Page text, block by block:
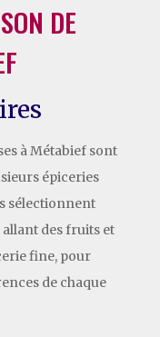
DE
à Métabief sont
épiceries
sélectionnent
allant des fruits et
fine, pour
de chaque